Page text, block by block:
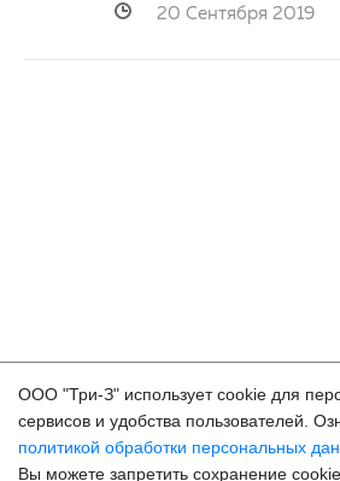
20 Сентября 2019
Контакты
Махачкала, пр.Имама Шамиля, д.24
ООО "Три-З" использует cookie для
сервисов и удобства пользователей.
политикой обработки персональных
Вы можете запретить сохранение